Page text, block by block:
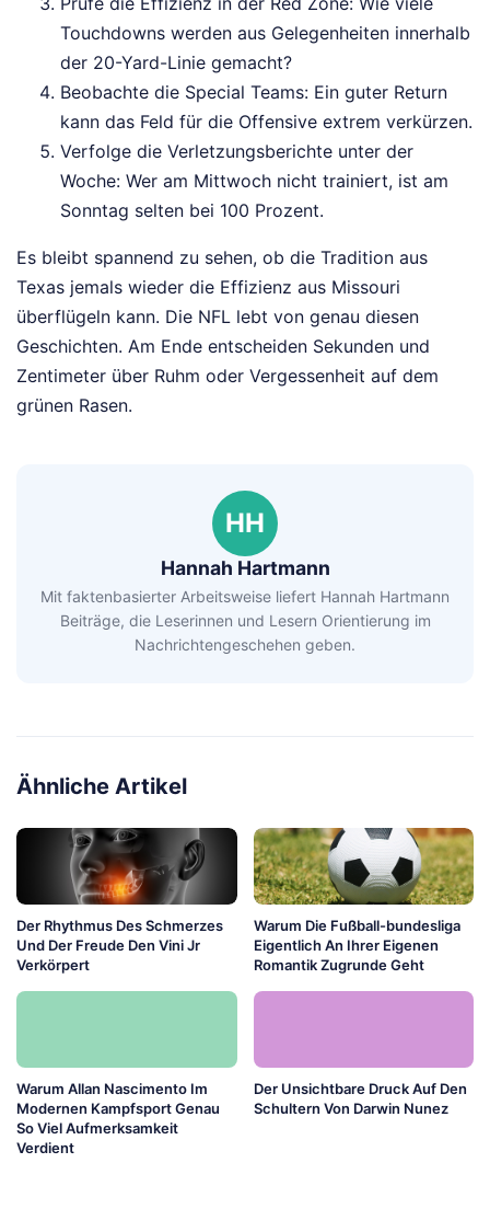
Touchdowns werden aus Gelegenheiten innerhalb
der 20-Yard-Linie gemacht?
Beobachte die Special Teams: Ein guter Return
kann das Feld für die Offensive extrem verkürzen.
Verfolge die Verletzungsberichte unter der
Woche: Wer am Mittwoch nicht trainiert, ist am
Sonntag selten bei 100 Prozent.
Es bleibt spannend zu sehen, ob die Tradition aus
Texas jemals wieder die Effizienz aus Missouri
überflügeln kann. Die NFL lebt von genau diesen
Geschichten. Am Ende entscheiden Sekunden und
Zentimeter über Ruhm oder Vergessenheit auf dem
grünen Rasen.
HH
Hannah Hartmann
Mit faktenbasierter Arbeitsweise liefert Hannah Hartmann
Beiträge, die Leserinnen und Lesern Orientierung im
Nachrichtengeschehen geben.
Ähnliche Artikel
Der Rhythmus Des Schmerzes
Und Der Freude Den Vini Jr
Verkörpert
Warum Die Fußball-bundesliga
Eigentlich An Ihrer Eigenen
Romantik Zugrunde Geht
Warum Allan Nascimento Im
Modernen Kampfsport Genau
So Viel Aufmerksamkeit
Verdient
Der Unsichtbare Druck Auf Den
Schultern Von Darwin Nunez